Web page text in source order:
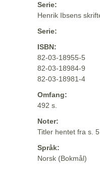
Serie:
Henrik Ibsens
Serie:
ISBN:
82-03-18955-5
82-03-18984-9
82-03-18981-4
Omfang:
492 s.
Noter:
Titler hentet fra s. 5
Språk:
Norsk (Bokmål)